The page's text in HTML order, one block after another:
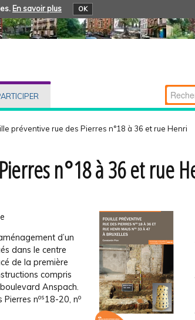
En savoir plus OK
préventive rue des Pierres n°18 à 36 et rue Henri
n°18 à 36 et rue
d’un
dans le centre
de la première
compris
Anspach.
Pierres nos18-20, no